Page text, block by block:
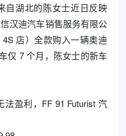
自湖北的陈女士近日反映
汉迪汽车销售服务有限公
店）全款购入一辆奥迪
仅 7 个月，陈女士的新车
盈利，FF 91 Futurist 汽